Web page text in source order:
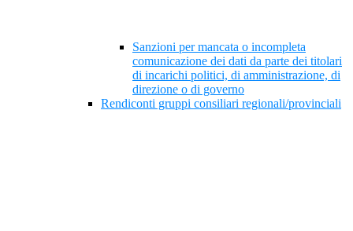
Sanzioni per mancata o incompleta
comunicazione dei dati da parte dei titolari
di incarichi politici, di amministrazione, di
direzione o di governo
Rendiconti gruppi consiliari regionali/provinciali